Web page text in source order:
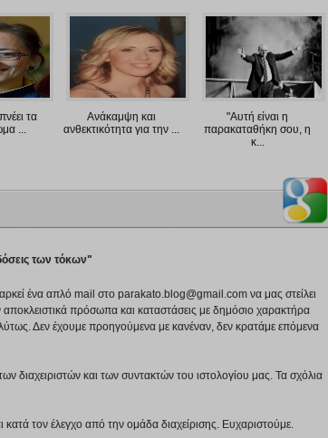
τα
...
Ανάκαμψη και
ανθεκτικότητα για την ...
"Αυτή είναι η
παρακαταθήκη σου, η
κ...
των τόκων"
ένα απλό mail στο parakato.blog@gmail.com να μας στείλει
πρόσωπα και καταστάσεις με δημόσιο χαρακτήρα
Δεν έχουμε προηγούμενα με κανέναν, δεν κρατάμε επόμενα
διαχειριστών και των συντακτών του ιστολογίου μας. Τα σχόλια
τον έλεγχο από την ομάδα διαχείρισης. Ευχαριστούμε.